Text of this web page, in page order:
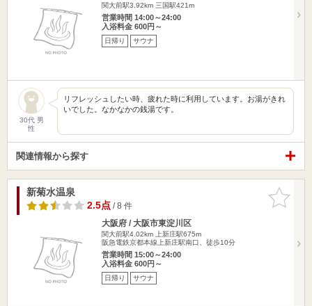
関大前駅3.92km 三国駅421m
営業時間 14:00～24:00
入浴料金 600円～
日帰り サウナ
30代 男
性
リフレッシュしたい時、疲れた時に利用しています。お湯がきれ
いでした。なかなかの銭湯です。
関連情報から探す
お気に入
りに追加
新菊水温泉
2.5点/ 8 件
大阪府 / 大阪市東淀川区
関大前駅4.02km
上新庄駅675m
阪急電鉄京都本線上新庄駅南口、徒歩10分
営業時間 15:00～24:00
入浴料金 600円～
日帰り サウナ